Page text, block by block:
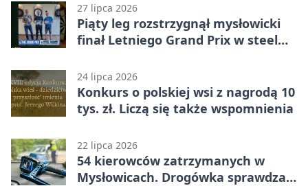
27 lipca 2026
Piąty leg rozstrzygnął mysłowicki
finał Letniego Grand Prix w steel
24 lipca 2026
Konkurs o polskiej wsi z nagrodą 10
tys. zł. Liczą się także wspomnienia
22 lipca 2026
54 kierowców zatrzymanych w
Mysłowicach. Drogówka sprawdzała